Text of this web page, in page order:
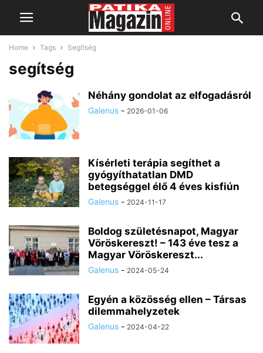
Home Tags Segítség
segítség
Néhány gondolat az elfogadásról
Galenus - 2026-01-06
Kísérleti terápia segíthet a
gyógyíthatatlan DMD
betegséggel élő 4 éves kisfiún
Galenus - 2024-11-17
Boldog születésnapot, Magyar
Vöröskereszt! – 143 éve tesz a
Magyar Vöröskereszt...
Galenus - 2024-05-24
Egyén a közösség ellen – Társas
dilemmahelyzetek
Galenus - 2024-04-22